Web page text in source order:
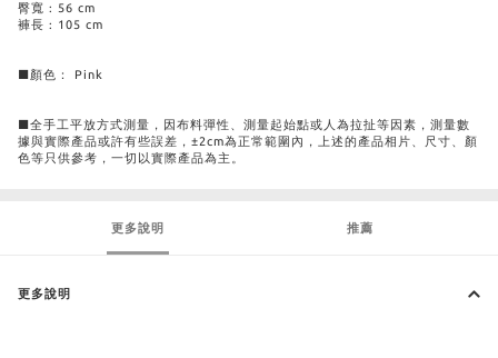
臀寬 : 56 cm
褲長 : 105 cm
■顏色： Pink
■全手工平放方式測量，因布料彈性、測量起始點或人為拉扯等因素，測量數
據與實際產品或許有些誤差，±2cm為正常範圍內，上述的產品相片、尺寸、顏
色等只供參考，一切以實際產品為主。
更多說明 推薦
更多說明